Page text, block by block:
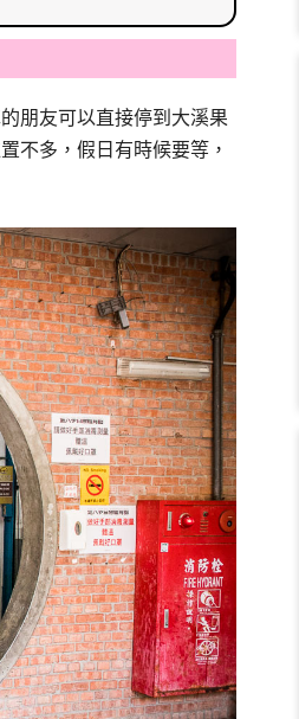
朋友可以直接停到大溪果
不多，假日有時候要等，